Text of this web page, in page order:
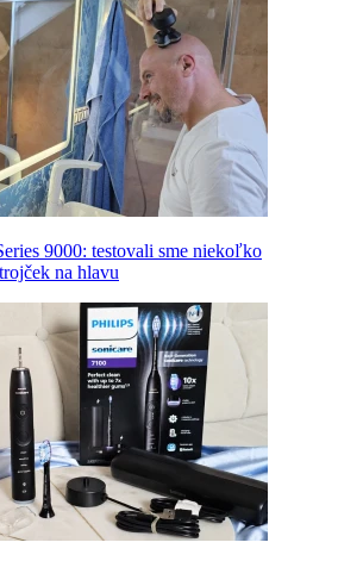
9000: testovali sme niekoľko
na hlavu